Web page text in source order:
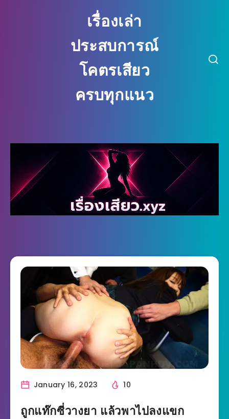
เรื่องเล่า
ประสบการณ์
โคตรเสียว
ครบทุกแนว
January 16, 2023 10
ถูกแท๊กซี่วางยา แล้วพาไปลงแขก